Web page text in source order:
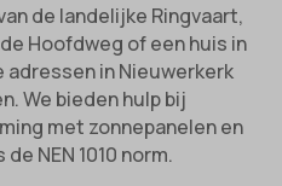
de landelijke Ringvaart,
Hoofdweg of een huis in
in Nieuwerkerk
We bieden hulp bij
met zonnepanelen en
NEN 1010 norm.